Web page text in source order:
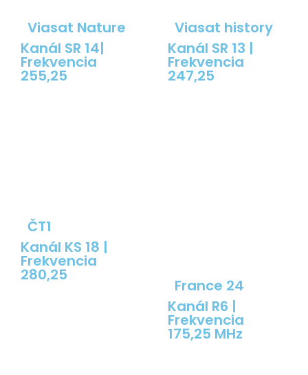
Viasat Nature
Kanál SR 14|
Frekvencia
255,25
Viasat history
Kanál SR 13 |
Frekvencia
247,25
ČT1
Kanál KS 18 |
Frekvencia
280,25
France 24
Kanál R6 |
Frekvencia
175,25 MHz